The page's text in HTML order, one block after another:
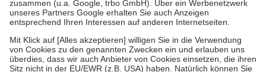
Verordnung.
Um das Engagement der Versicherten für ihre eigene Gesundheit zu
stärken und die besondere Stellung der Familie zu unterstützen,
fallenkeine Zuzahlungenan bei:
• Kindern und Jugendlichen bis zum vollendeten 18. Lebensjahr
mit Ausnahme der Fahrkosten